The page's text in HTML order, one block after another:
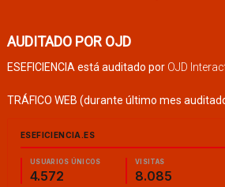
AUDITADO POR OJD
ESEFICIENCIA está auditado por OJD
TRÁFICO WEB (durante último mes